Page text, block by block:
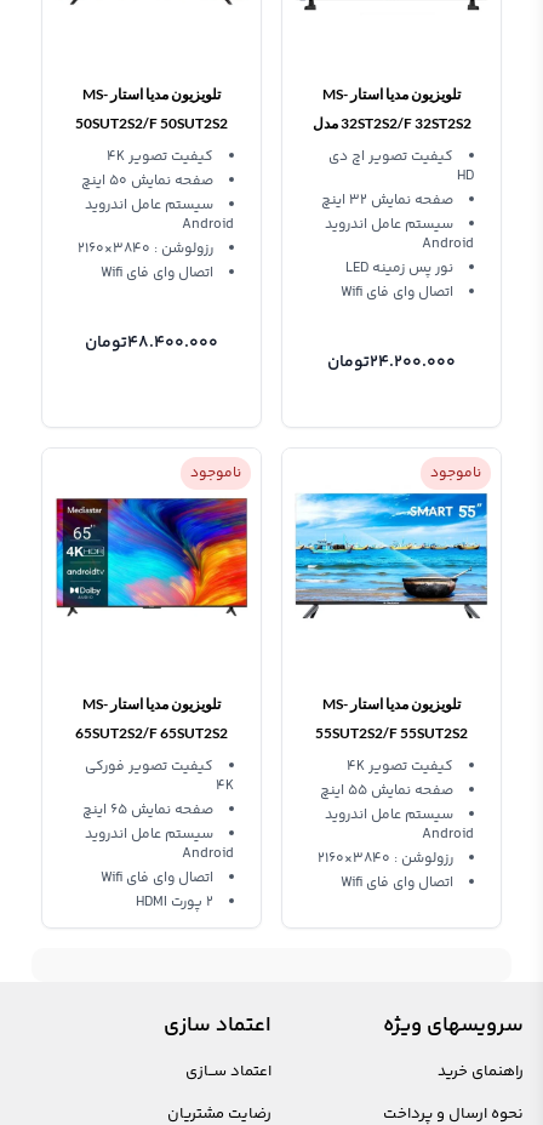
تلویزیون مدیا استار MS-
32ST2S2/F 32ST2S2 مدل
32 اینچ
کیفیت تصویر اچ دی
HD
صفحه نمایش 32 اینچ
سیستم عامل اندروید
Android
نور پس زمینه LED
اتصال وای فای Wifi
24.200.000تومان
تلویزیون مدیا استار MS-
50SUT2S2/F 50SUT2S2
کیفیت تصویر 4K
صفحه نمایش 50 اینچ
سیستم عامل اندروید
Android
رزولوشن : 3840×2160
اتصال وای فای Wifi
48.400.000تومان
ناموجود
تلویزیون مدیا استار MS-
55SUT2S2/F 55SUT2S2
کیفیت تصویر 4K
صفحه نمایش 55 اینچ
سیستم عامل اندروید
Android
رزولوشن : 3840×2160
اتصال وای فای Wifi
ناموجود
تلویزیون مدیا استار MS-
65SUT2S2/F 65SUT2S2
کیفیت تصویر فورکی
4K
صفحه نمایش 65 اینچ
سیستم عامل اندروید
Android
اتصال وای فای Wifi
2 پورت HDMI
سرویسهای ویژه
راهنمای خرید
نحوه ارسال و پرداخت
اعتماد سازی
اعتماد ســازی
رضایت مشتریان